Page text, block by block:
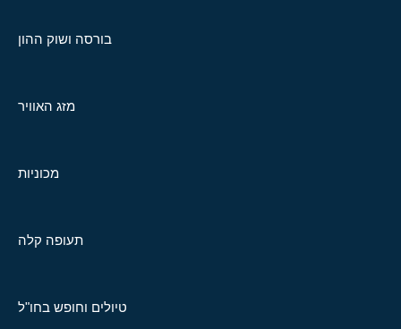
בורסה ושוק ההון
מזג האוויר
מכוניות
תעופה קלה
טיולים וחופש בחו"ל